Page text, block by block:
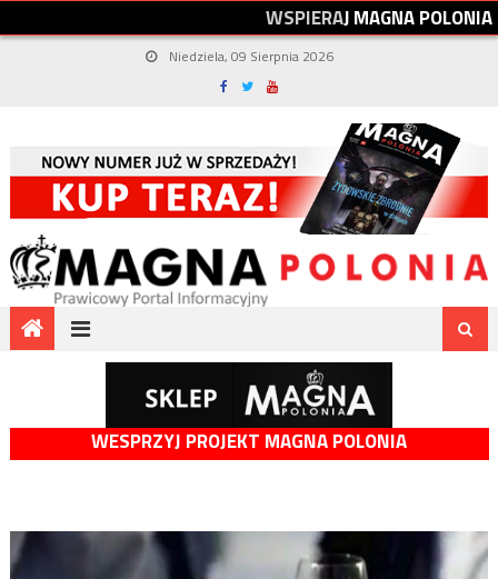
WSPIERAJMAGNAPOLONIA
Niedziela, 09 Sierpnia 2026
WESPRZYJ PROJEKT MAGNA POLONIA